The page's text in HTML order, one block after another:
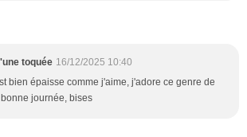
toquée 16/12/2025 10:40
bien épaisse comme j'aime, j'adore ce genre de
journée, bises